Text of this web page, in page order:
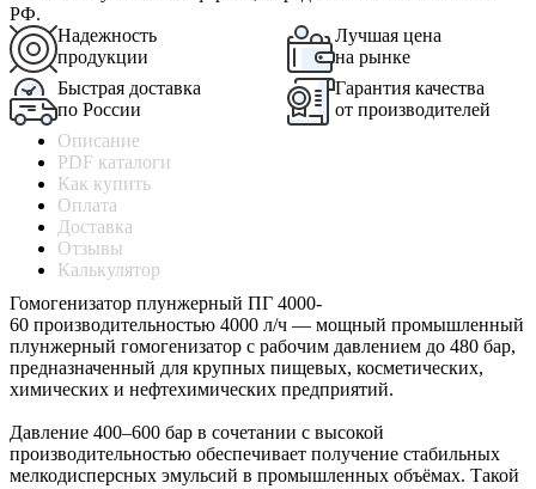
РФ.
Надежность
продукции
Лучшая цена
на рынке
Быстрая доставка
по России
Гарантия качества
от производителей
Описание
PDF каталоги
Как купить
Оплата
Доставка
Отзывы
Калькулятор
Гомогенизатор плунжерный ПГ 4000-
60 производительностью 4000 л/ч — мощный промышленный
плунжерный гомогенизатор с рабочим давлением до 480 бар,
предназначенный для крупных пищевых, косметических,
химических и нефтехимических предприятий.
Давление 400–600 бар в сочетании с высокой
производительностью обеспечивает получение стабильных
мелкодисперсных эмульсий в промышленных объёмах. Такой